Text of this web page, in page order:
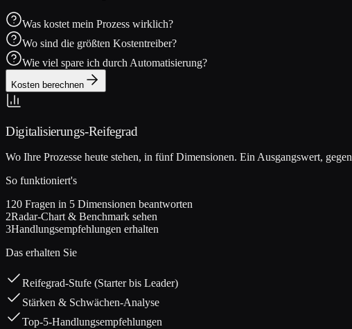
Was kostet mein Prozess wirklich?
Wo sind die größten Kostentreiber?
Wie viel spare ich durch Automatisierung?
Kosten berechnen
Digitalisierungs-Reifegrad
Wo Ihre Prozesse heute stehen, in fünf Dimensionen. Ein Ausgangswert,
So funktioniert's
1 20 Fragen in 5 Dimensionen beantworten
2Radar-Chart & Benchmark sehen
3Handlungsempfehlungen erhalten
Das erhalten Sie
Reifegrad-Stufe (Starter bis Leader)
Stärken & Schwächen-Analyse
Top-5-Handlungsempfehlungen